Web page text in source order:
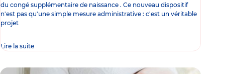
du congé supplémentaire de naissance . Ce nouveau dispositif
n'est pas qu'une simple mesure administrative : c'est un véritable
projet
Lire la suite